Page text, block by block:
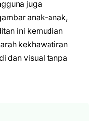
juga
anak-anak,
ini kemudian
kekhawatiran
dan visual tanpa